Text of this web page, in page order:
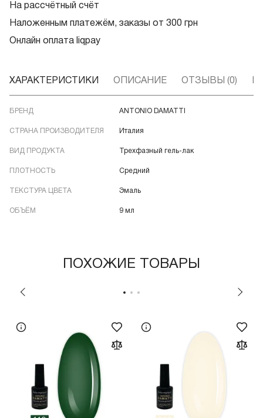
На рассчётный счёт
Наложенным платежём, заказы от 300 грн
Онлайн оплата liqpay
ХАРАКТЕРИСТИКИ ОПИСАНИЕ ОТЗЫВЫ (0)
БРЕНД ANTONIO DAMATTI
СТРАНА ПРОИЗВОДИТЕЛЯ Италия
ВИД ПРОДУКТА Трехфазный гель-лак
ПЛОТНОСТЬ Средний
ТЕКСТУРА ЦВЕТА Эмаль
ОБЪЁМ 9 мл
ПОХОЖИЕ ТОВАРЫ